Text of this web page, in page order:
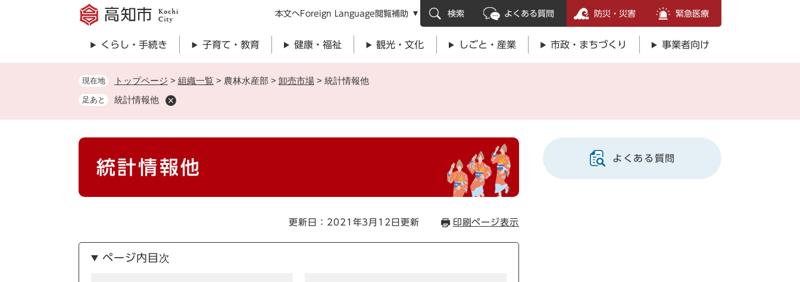
先
。
メニューを飛ばして本文へ
本文へForeign Language 閲覧補助 検索 よくある質問 防災・災害 緊急医療
くらし・手続き 子育て・教育 健康・福祉 観光・文化 しごと・産業 市政・まちづくり 事業者向け
現在地 トップページ > 組織一覧 > 農林水産部 > 卸売市場 > 統計情報他
足あと 統計情報他
本
統計情報他
更新日：2021年3月12日更新 印刷ページ表示
ページ内目次
よくある質問